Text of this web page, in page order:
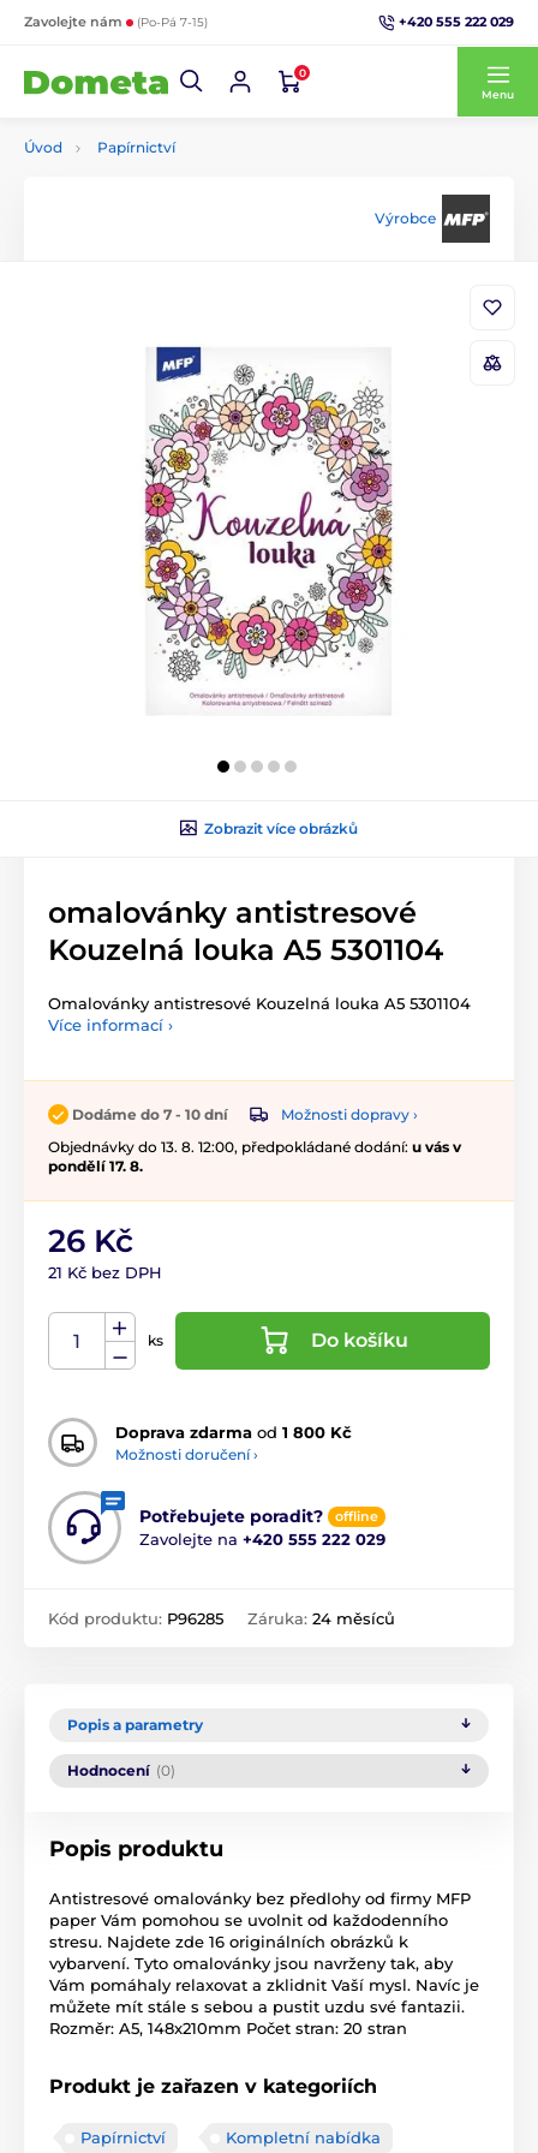
Zavolejte nám (Po-Pá 7-15) +420 555 222 029
0
Menu
Úvod Papírnictví
Výrobce
Zobrazit více obrázků
omalovánky antistresové
Kouzelná louka A5 5301104
Omalovánky antistresové Kouzelná louka A5 5301104
Více informací ›
Dodáme do 7 - 10 dní
Možnosti dopravy ›
Objednávky do 13. 8. 12:00, předpokládané dodání: u vás v
pondělí 17. 8.
26 Kč
21 Kč bez DPH
ks Do košíku
Doprava zdarma od 1 800 Kč
Možnosti doručení ›
Potřebujete poradit? offline
Zavolejte na +420 555 222 029
Kód produktu: P96285 Záruka: 24 měsíců
Popis a parametry
Hodnocení (0)
Popis produktu
Antistresové omalovánky bez předlohy od firmy MFP
paper Vám pomohou se uvolnit od každodenního
stresu. Najdete zde 16 originálních obrázků k
vybarvení. Tyto omalovánky jsou navrženy tak, aby
Vám pomáhaly relaxovat a zklidnit Vaší mysl. Navíc je
můžete mít stále s sebou a pustit uzdu své fantazii.
Rozměr: A5, 148x210mm Počet stran: 20 stran
Produkt je zařazen v kategoriích
Papírnictví Kompletní nabídka